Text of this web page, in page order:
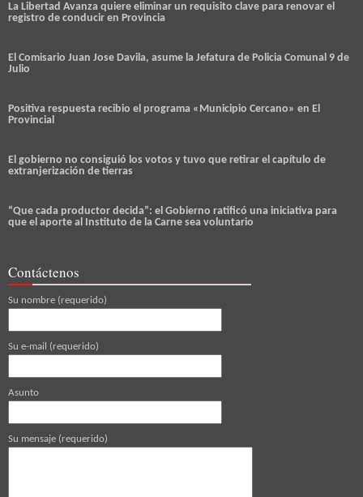
La Libertad Avanza quiere eliminar un requisito clave para renovar el
registro de conducir en Provincia
El Comisario Juan Jose Davila, asume la Jefatura de Policia Comunal 9 de
Julio
Positiva respuesta recibio el programa «Municipio Cercano» en El
Provincial
El gobierno no consiguió los votos y tuvo que retirar el capítulo de
extranjerización de tierras
“Que cada productor decida”: el Gobierno ratificó una iniciativa para
que el aporte al Instituto de la Carne sea voluntario
Contáctenos
Su nombre (requerido)
Su e-mail (requerido)
Asunto
Su mensaje (requerido)